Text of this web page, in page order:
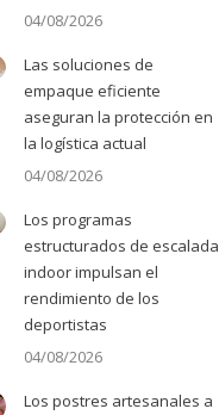
04/08/2026
Las soluciones de
empaque eficiente
aseguran la protección en
la logística actual
04/08/2026
Los programas
estructurados de escalada
indoor impulsan el
rendimiento de los
deportistas
04/08/2026
Los postres artesanales a